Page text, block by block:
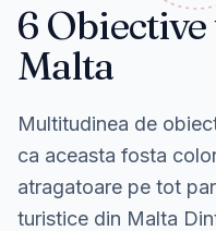
6
Malta
Multitudinea de
ca aceasta fosta
atragatoare pe tot
turistice din Malta